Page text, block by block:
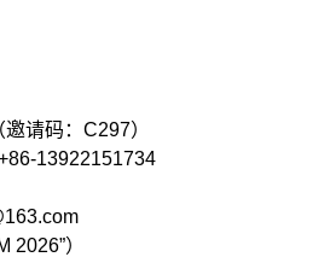
请码：C297）
13922151734
2026”）